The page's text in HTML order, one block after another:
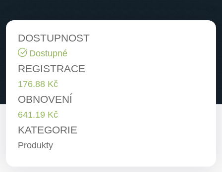
DOSTUPNOST
Dostupné
REGISTRACE
176.88 Kč
OBNOVENÍ
641.19 Kč
KATEGORIE
Produkty